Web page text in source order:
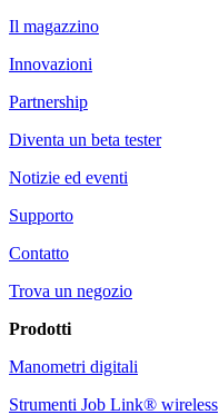
Il magazzino
Innovazioni
Partnership
Diventa un beta tester
Notizie ed eventi
Supporto
Contatto
Trova un negozio
Prodotti
Manometri digitali
Strumenti Job Link® wireless